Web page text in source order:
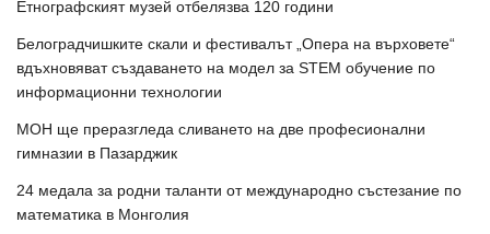
Етнографският музей отбелязва 120 години
Белоградчишките скали и фестивалът „Опера на върховете“
вдъхновяват създаването на модел за STEM обучение по
информационни технологии
МОН ще преразгледа сливането на две професионални
гимназии в Пазарджик
24 медала за родни таланти от международно състезание по
математика в Монголия